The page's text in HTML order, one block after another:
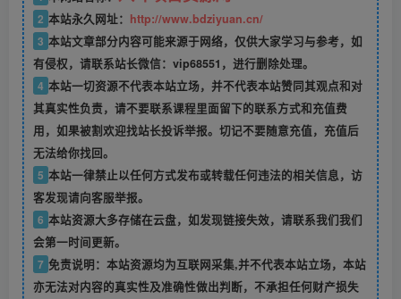
2 本站永久网址： http://www.bdziyuan.cn/
3 本站文章部分内容可能来源于网络，仅供大家学习与参考，如
有侵权，请联系站长微信：vip68551，进行删除处理。
4 本站一切资源不代表本站立场，并不代表本站赞同其观点和对
其真实性负责，请不要联系课程里面留下的联系方式和充值费
用，如果被割欢迎找站长投诉举报。切记不要随意充值，充值后
无法给你找回。
5 本站一律禁止以任何方式发布或转载任何违法的相关信息，访
客发现请向客服举报。
6 本站资源大多存储在云盘，如发现链接失效，请联系我们我们
会第一时间更新。
7 免责说明：本站资源均为互联网采集,并不代表本站立场，本站
亦无法对内容的真实性及准确性做出判断，不承担任何财产损失